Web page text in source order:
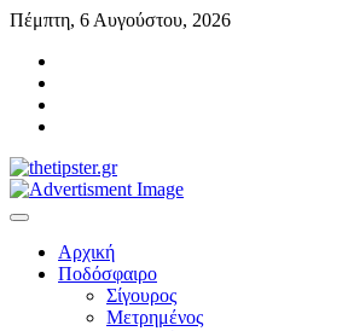
Skip
content
Πέμπτη, 6 Αυγούστου, 2026
Αρχική
Ποδόσφαιρο
Σίγουρος
Μετρημένος